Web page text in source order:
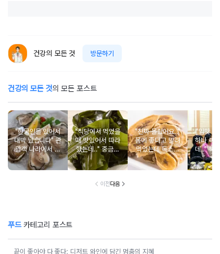
건강의 모든 것 방문하기
건강의 모든 것의 모든 포스트
"한국인들 있어서
대박 났습니다" 관
광객 나라에서 남
녀노소 보양식처
럼 먹는 음식
"식당에서 먹었을
때 맛있어서 따라
했는데.." 중금속
싹 다 빠질 줄 몰
랐어요
"진짜 몰랐어요.."
몸에 좋다고 말려
먹었는데 독소를
먹고 있었던 의외
의 음식
"입맛 없
하나 싸
데.." 북
외로 안
건
이전다음
푸드카테고리 포스트
끝이 좋아야 다 좋다: 디저트 와인에 담긴 멈춤의 지혜